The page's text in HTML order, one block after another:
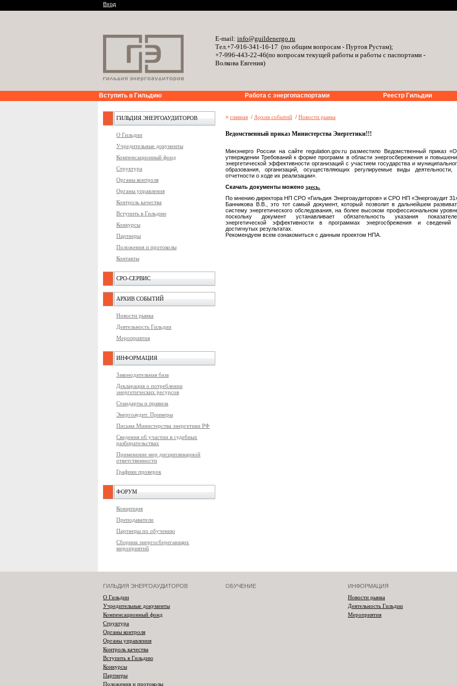
Вход
E-mail: info@guildenergo.ru
Тел.+7-916-341-16-17 (по общим вопросам - Пуртов Рустам);
+7-996-443-22-46(по вопросам текущей работы и работы с паспортами -
Волкова Евгения)
Вступить в Гильдию Работа с энергопаспортами Реестр Гильдии
ГИЛЬДИЯ ЭНЕРГОАУДИТОРОВ
О Гильдии
Учредительные документы
Компенсационный фонд
Структура
Органы контроля
Органы управления
Контроль качества
Вступить в Гильдию
Конкурсы
Партнеры
Положения и протоколы
Контакты
СРО-СЕРВИС
АРХИВ СОБЫТИЙ
Новости рынка
Деятельность Гильдии
Мероприятия
ИНФОРМАЦИЯ
Законодательная база
Декларация о потреблении
энергетических ресурсов
Стандарты и правила
Энергоаудит. Примеры
Письма Министерства энергетики РФ
Сведения об участии в судебных
разбирательствах
Применение мер дисциплинарной
ответственности
Графики проверок
ФОРУМ
Концепция
Преподаватели
Партнеры по обучению
Сборник энергосберегающих
мероприятий
» главная / Архив событий / Новости рынка
Ведомственный приказ Министерства Энергетики!!!
Минэнерго России на сайте regulation.gov.ru разместило Ведомственный приказ
утверждении Требований к форме программ в области энергосбережения и
энергетической эффективности организаций с участием государства и
образования, организаций, осуществляющих регулируемые виды деятельности,
отчетности о ходе их реализации».
Скачать документы можено здесь.
По мнению директора НП СРО «Гильдия Энергоаудиторов» и СРО НП «Энергоаудит
Банникова В.В., это тот самый документ, который позволит в дальнейшем
систему энергетического обследования, на более высоком профессиональном
поскольку документ устанавливает обязательность указания
энергетической эффективности в программах энергосбрежения и сведений
достигнутых результатах.
Рекомендуем всем ознакомиться с данным проектом НПА.
ГИЛЬДИЯ ЭНЕРГОАУДИТОРОВ
О Гильдии
Учредительные документы
Компенсационный фонд
Структура
Органы контроля
Органы управления
Контроль качества
Вступить в Гильдию
Конкурсы
Партнеры
Положения и протоколы
ОБУЧЕНИЕ
ИНФОРМАЦИЯ
Новости рынка
Деятельность Гильдии
Мероприятия